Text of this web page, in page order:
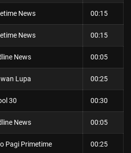
News 00:15
News 00:15
News 00:05
Lupa 00:25
30 00:30
News 00:05
Pagi Primetime 00:25